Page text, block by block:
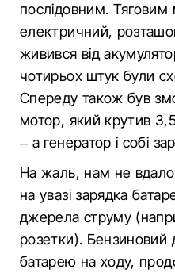
послідовним.
електричний,
живився від
чотирьох штук були
Спереду також був
мотор, який крутив
– а генератор і собі
На жаль, нам не
на увазі зарядка
джерела струму
розетки). Бензиновий
батарею на ходу,